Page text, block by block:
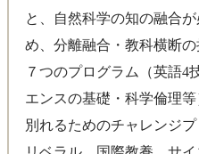
と、自然科学の知の融合
め、分離融合・教科横断
７つのプログラム（英語4
エンスの基礎・科学倫理
別れるためのチャレンジ